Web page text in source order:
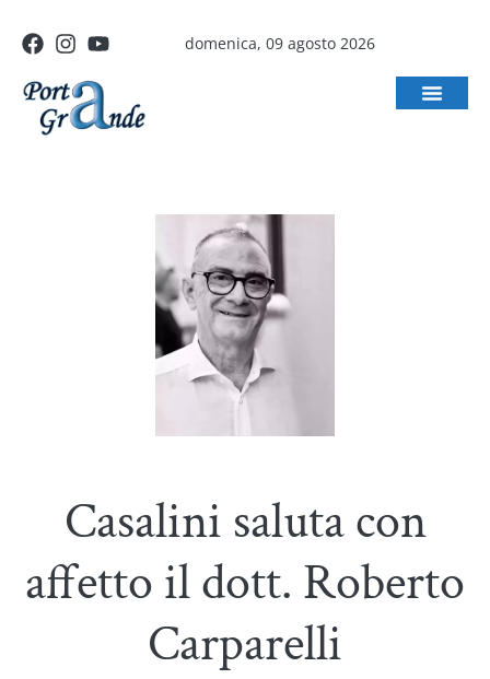
domenica, 09 agosto 2026
Casalini saluta con
affetto il dott. Roberto
Carparelli